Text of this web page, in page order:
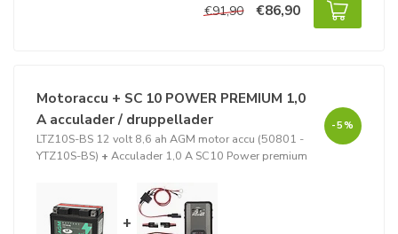
€91,90 €86,90
Motoraccu + SC 10 POWER PREMIUM 1,0
A acculader / druppellader
LTZ10S-BS 12 volt 8,6 ah AGM motor accu (50801 -
YTZ10S-BS) + Acculader 1,0 A SC10 Power premium
-5%
+